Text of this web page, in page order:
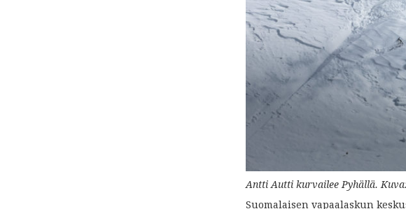
Antti Autti kurvailee Pyhällä.
Suomalaisen vapaalaskun